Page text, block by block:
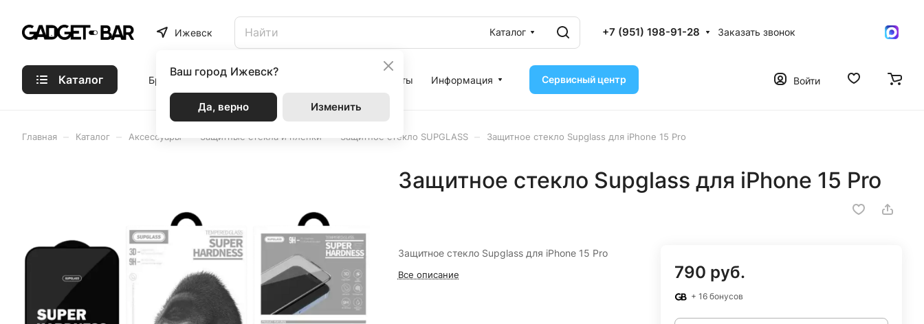
Ижевск
Ваш город Ижевск?
Да, верно Изменить
Каталог +7 (951) 198-91-28 Заказать звонок
Каталог Бренды Статьи Акции Контакты Информация Сервисный центр Войти
Главная Каталог Аксессуары Защитные стекла и пленки Защитное стекло SUPGLASS Защитное стекло Supglass для iPhone 15 Pro
Защитное стекло Supglass для iPhone 15 Pro
Защитное стекло Supglass для iPhone 15 Pro
Все описание 790 руб.
+ 16 бонусов